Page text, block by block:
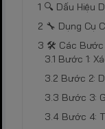
🔍 Dấu Hiệu
🔧 Dụng Cụ
🛠 Các Bước
Bước 1:
Bước 2:
Bước 3:
Bước 4: